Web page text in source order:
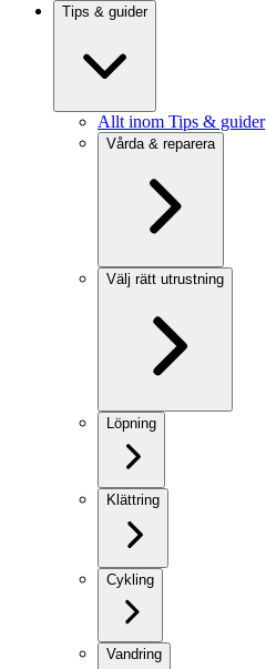
Tips & guider
Allt inom Tips & guider
Vårda & reparera
Välj rätt utrustning
Löpning
Klättring
Cykling
Vandring